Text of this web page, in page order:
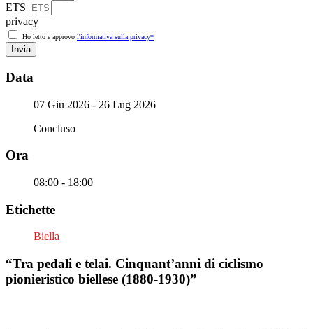
ETS
privacy
Ho letto e approvo l'informativa sulla privacy*
Invia
Data
07 Giu 2026 - 26 Lug 2026
Concluso
Ora
08:00 - 18:00
Etichette
Biella
“Tra pedali e telai. Cinquant’anni di ciclismo
pionieristico biellese (1880-1930)”